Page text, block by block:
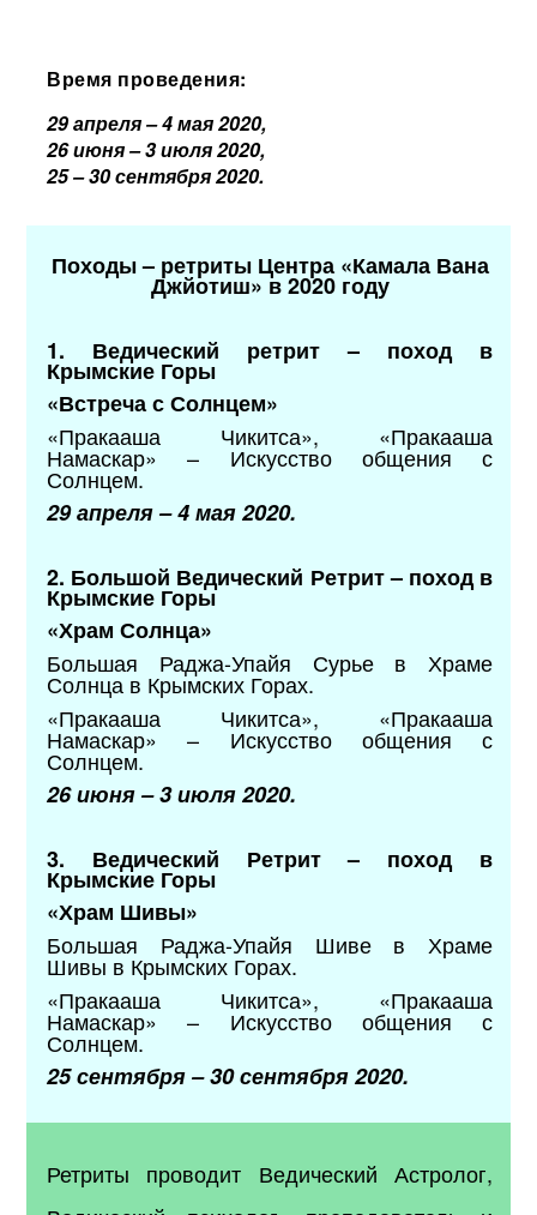
Время проведения:
29 апреля – 4 мая 2020,
26 июня – 3 июля 2020,
25 – 30 сентября 2020.
Походы – ретриты Центра «Камала Вана
Джйотиш» в 2020 году
1. Ведический ретрит – поход в
Крымские Горы
«Встреча с Солнцем»
«Пракааша Чикитса», «Пракааша
Намаскар» – Искусство общения с
Солнцем.
29 апреля – 4 мая 2020.
2. Большой Ведический Ретрит – поход в
Крымские Горы
«Храм Солнца»
Большая Раджа-Упайя Сурье в Храме
Солнца в Крымских Горах.
«Пракааша Чикитса», «Пракааша
Намаскар» – Искусство общения с
Солнцем.
26 июня – 3 июля 2020.
3. Ведический Ретрит – поход в
Крымские Горы
«Храм Шивы»
Большая Раджа-Упайя Шиве в Храме
Шивы в Крымских Горах.
«Пракааша Чикитса», «Пракааша
Намаскар» – Искусство общения с
Солнцем.
25 сентября – 30 сентября 2020.
Ретриты проводит Ведический Астролог,